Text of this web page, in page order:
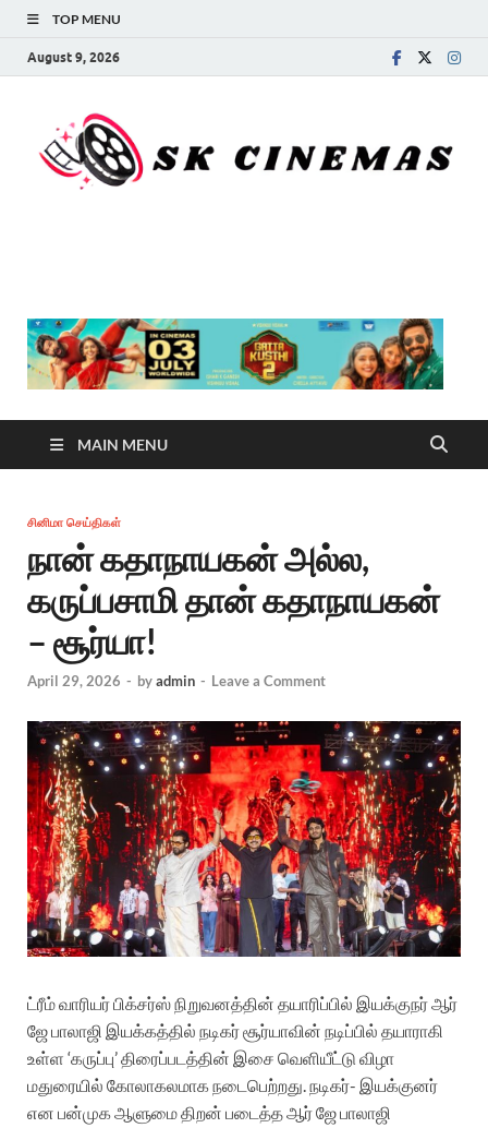
TOP MENU
August 9, 2026
MAIN MENU
சினிமா செய்திகள்
நான் கதாநாயகன் அல்ல,
கருப்பசாமி தான் கதாநாயகன்
– சூர்யா!
April 29, 2026 - byadmin - Leave a Comment
ட்ரீம் வாரியர் பிக்சர்ஸ் நிறுவனத்தின் தயாரிப்பில் இயக்குநர் ஆர்
ஜே பாலாஜி இயக்கத்தில் நடிகர் சூர்யாவின் நடிப்பில் தயாராகி
உள்ள ‘கருப்பு’ திரைப்படத்தின் இசை வெளியீட்டு விழா
மதுரையில் கோலாகலமாக நடைபெற்றது. நடிகர்- இயக்குனர்
என பன்முக ஆளுமை திறன் படைத்த ஆர் ஜே பாலாஜி